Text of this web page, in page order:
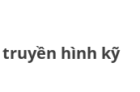
truyền hình kỹ